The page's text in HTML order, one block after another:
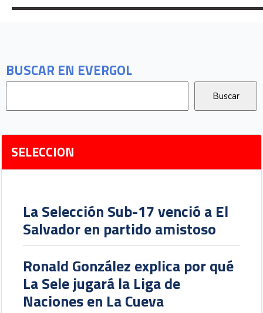
BUSCAR EN EVERGOL
SELECCION
La Selección Sub-17 venció a El
Salvador en partido amistoso
Ronald González explica por qué
La Sele jugará la Liga de
Naciones en La Cueva